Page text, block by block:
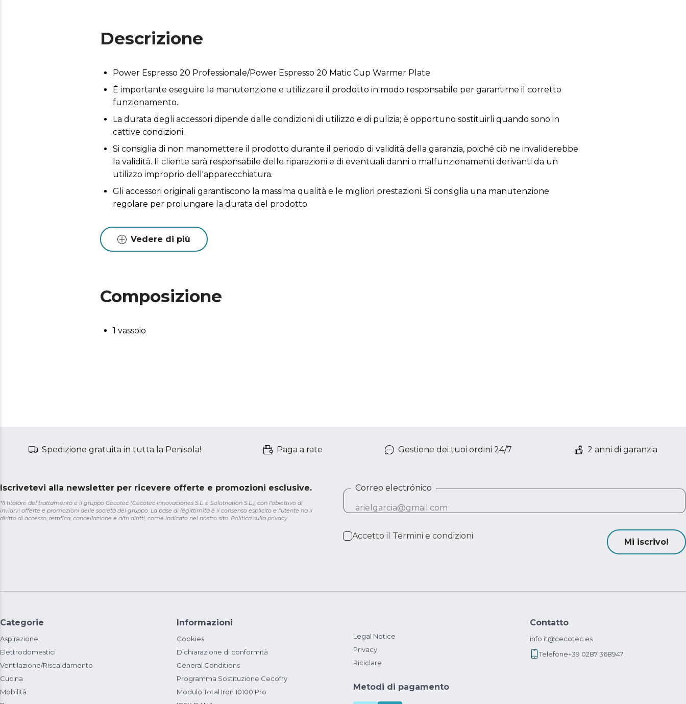
Descrizione
Power Espresso 20 Professionale/Power Espresso 20 Matic Cup Warmer Plate
È importante eseguire la manutenzione e utilizzare il prodotto in modo responsabile per garantirne il corretto
funzionamento.
La durata degli accessori dipende dalle condizioni di utilizzo e di pulizia; è opportuno sostituirli quando sono in
cattive condizioni.
Si consiglia di non manomettere il prodotto durante il periodo di validità della garanzia, poiché ciò ne invaliderebbe
la validità. Il cliente sarà responsabile delle riparazioni e di eventuali danni o malfunzionamenti derivanti da un
utilizzo improprio dell'apparecchiatura.
Gli accessori originali garantiscono la massima qualità e le migliori prestazioni. Si consiglia una manutenzione
regolare per prolungare la durata del prodotto.
Vedere di più
Composizione
1 vassoio
Spedizione gratuita in tutta la Penisola! Paga a rate Gestione dei tuoi ordini 24/7 2 anni di garanzia
Iscrivetevi alla newsletter per ricevere offerte e promozioni esclusive.
*Il titolare del trattamento è il gruppo Cecotec (Cecotec Innovaciones S.L. e Solotriatlon S.L.), con l'obiettivo di
inviarvi offerte e promozioni delle società del gruppo. La base di legittimità è il consenso esplicito e l'utente ha il
diritto di accesso, rettifica, cancellazione e altri diritti, come indicato nel nostro sito. Politica sulla privacy
Correo electrónico
Accetto il Termini e condizioni
Mi iscrivo!
Categorie
Aspirazione
Elettrodomestici
Ventilazione/Riscaldamento
Cucina
Mobilità
Informazioni
Cookies
Dichiarazione di conformità
General Conditions
Programma Sostituzione Cecofry
Modulo Total Iron 10100 Pro
Legal Notice
Privacy
Riciclare
Metodi di pagamento
Contatto
info.it@cecotec.es
Telefone+39 0287 368947